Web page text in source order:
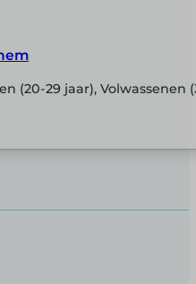
(20-29 jaar), Volwassenen